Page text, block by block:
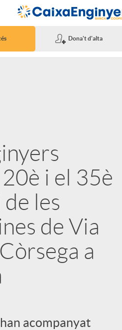
Dona't d'alta
i el 35è
les
de Via
a
acompanyat